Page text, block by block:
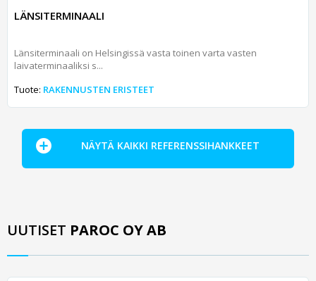
LÄNSITERMINAALI
Länsiterminaali on Helsingissä vasta toinen varta vasten
laivaterminaaliksi s...
Tuote: RAKENNUSTEN ERISTEET
NÄYTÄ KAIKKI REFERENSSIHANKKEET
UUTISET PAROC OY AB